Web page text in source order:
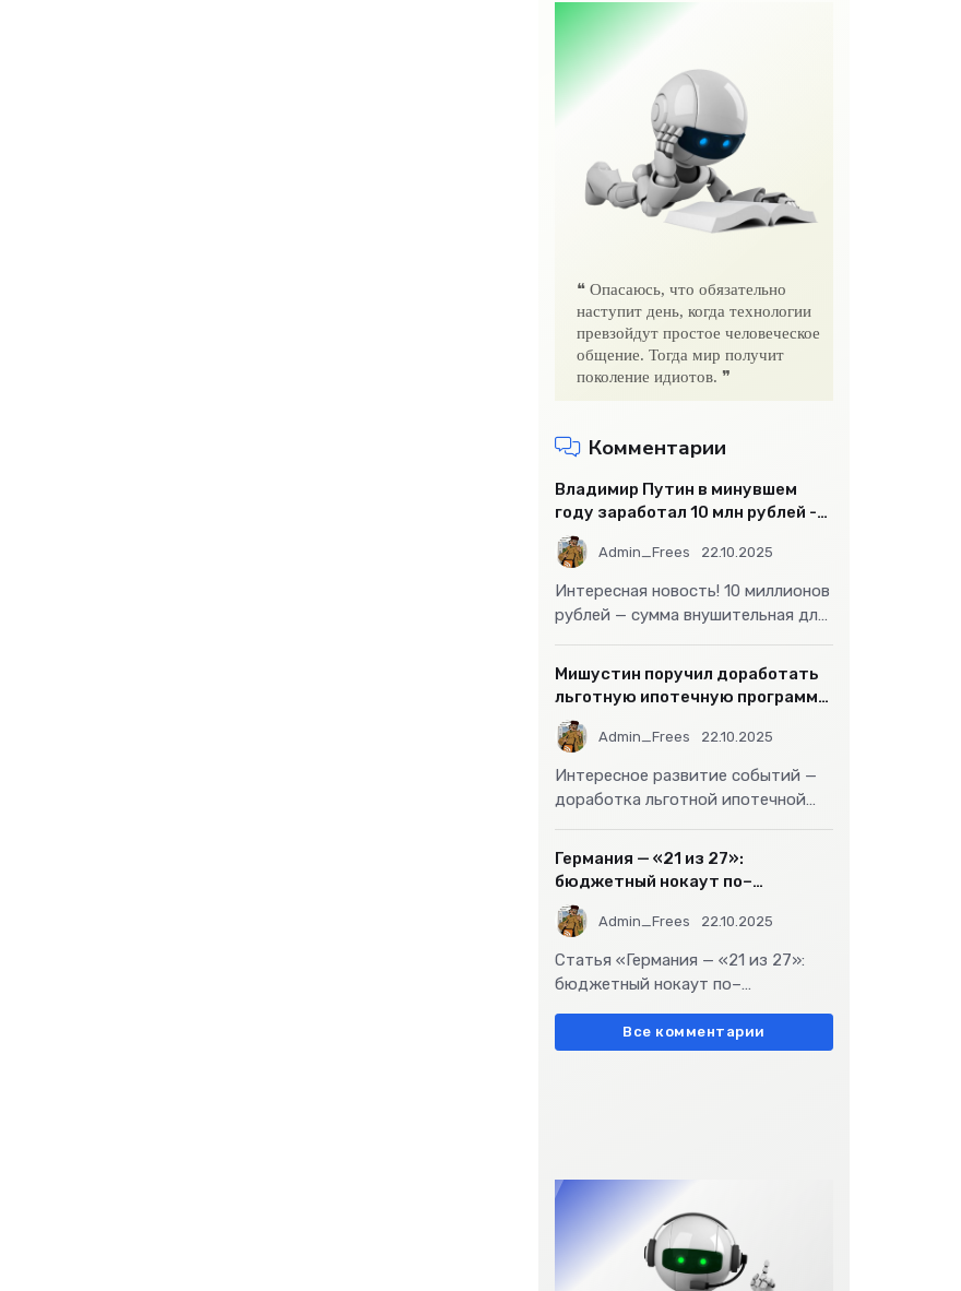
❝ Опасаюсь, что обязательно
наступит день, когда технологии
превзойдут простое человеческое
общение. Тогда мир получит
поколение идиотов. ❞
Комментарии
Владимир Путин в минувшем
году заработал 10 млн рублей -
«Бизнес»
Admin_Frees 22.10.2025
Интересная новость! 10 миллионов
рублей — сумма внушительная для
не
Мишустин поручил доработать
льготную ипотечную программу
- «Бизнес»
Admin_Frees 22.10.2025
Интересное развитие событий —
доработка льготной ипотечной
стать
Германия — «21 из 27»:
бюджетный нокаут по–
европейски
Admin_Frees 22.10.2025
Статья «Германия — «21 из 27»:
бюджетный нокаут по–
подчеркивает остроту
Все комментарии